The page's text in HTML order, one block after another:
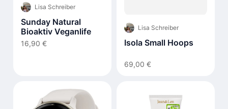
Lisa Schreiber
Sunday Natural
Bioaktiv Veganlife
16,90 €
Lisa Schreiber
Isola Small Hoops
69,00 €